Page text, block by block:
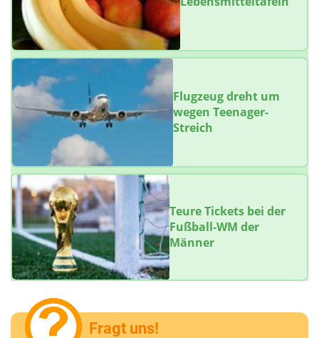
Flugzeug dreht um
wegen Teenager-
Streich
Teure Tickets bei der
Fußball-WM der
Männer
Fragt uns!